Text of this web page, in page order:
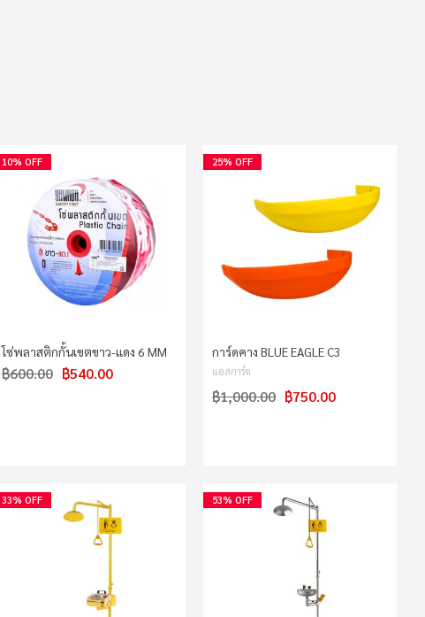
10% OFF
โซ่พลาสติกกั้นเขตขาว-แดง 6 MM
฿540.00
฿600.00
25% OFF
การ์ดคาง BLUE EAGLE C3
แอสการ์ด
฿750.00
฿1,000.00
33% OFF 53% OFF